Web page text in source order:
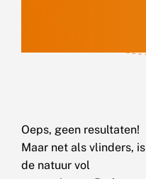
Oeps, geen resultaten!
Maar net als vlinders, is
de natuur vol